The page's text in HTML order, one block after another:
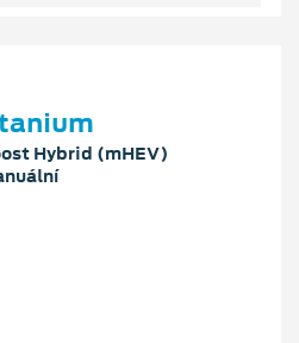
Hybrid (mHEV)